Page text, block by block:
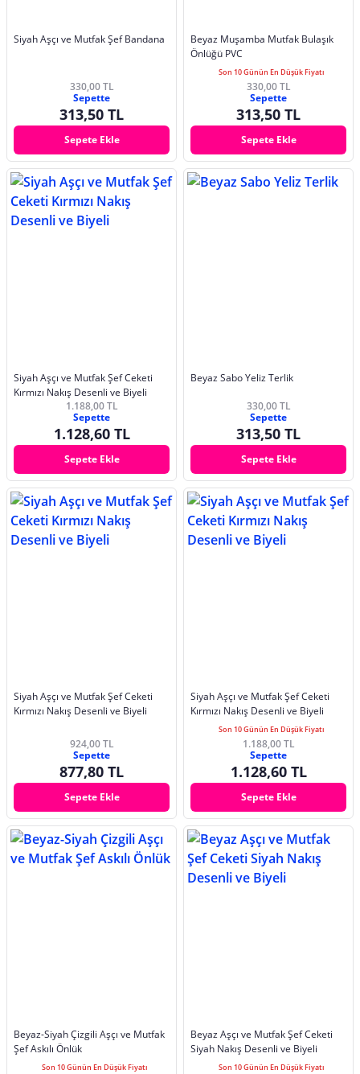
Siyah Aşçı ve Mutfak Şef Bandana
330,00 TL
Sepette
313,50 TL
Sepete Ekle
Beyaz Muşamba Mutfak Bulaşık
Önlüğü PVC
Son 10 Günün En Düşük Fiyatı
330,00 TL
Sepette
313,50 TL
Sepete Ekle
Siyah Aşçı ve Mutfak Şef Ceketi
Kırmızı Nakış Desenli ve Biyeli
1.188,00 TL
Sepette
1.128,60 TL
Sepete Ekle
Beyaz Sabo Yeliz Terlik
330,00 TL
Sepette
313,50 TL
Sepete Ekle
Siyah Aşçı ve Mutfak Şef Ceketi
Kırmızı Nakış Desenli ve Biyeli
924,00 TL
Sepette
877,80 TL
Sepete Ekle
Siyah Aşçı ve Mutfak Şef Ceketi
Kırmızı Nakış Desenli ve Biyeli
Son 10 Günün En Düşük Fiyatı
1.188,00 TL
Sepette
1.128,60 TL
Sepete Ekle
Beyaz-Siyah Çizgili Aşçı ve Mutfak
Şef Askılı Önlük
Son 10 Günün En Düşük Fiyatı
Beyaz Aşçı ve Mutfak Şef Ceketi
Siyah Nakış Desenli ve Biyeli
Son 10 Günün En Düşük Fiyatı